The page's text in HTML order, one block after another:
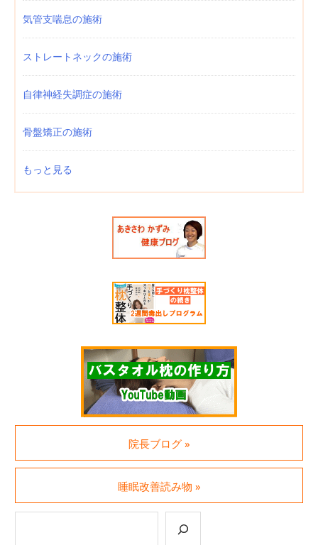
気管支喘息の施術
ストレートネックの施術
自律神経失調症の施術
骨盤矯正の施術
もっと見る
院長ブログ »
睡眠改善読み物 »